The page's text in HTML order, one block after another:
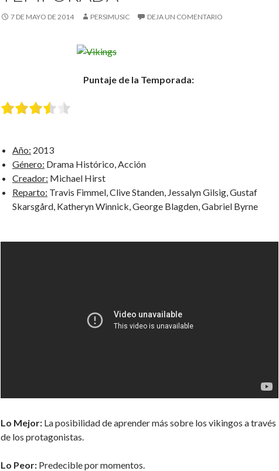
7 DE MAYO DE 2014 PERSIMUSIC DEJA UN COMENTARIO
Puntaje de la Temporada:
Año: 2013
Género: Drama Histórico, Acción
Creador: Michael Hirst
Reparto: Travis Fimmel, Clive Standen, Jessalyn Gilsig, Gustaf
Skarsgård, Katheryn Winnick, George Blagden, Gabriel Byrne
Lo Mejor: La posibilidad de aprender más sobre los vikingos a través
de los protagonistas.
Lo Peor: Predecible por momentos.